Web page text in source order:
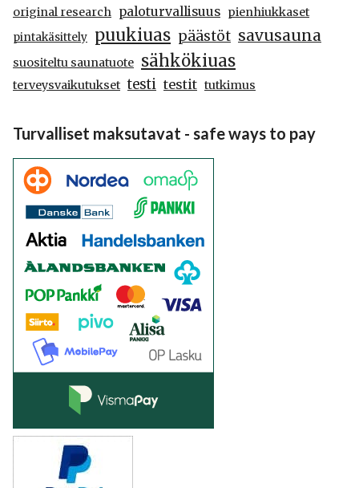
original research paloturvallisuus pienhiukkaset
pintakäsittely puukiuas päästöt savusauna
suositeltu saunatuote sähkökiuas
terveysvaikutukset testi testit tutkimus
Turvalliset maksutavat - safe ways to pay